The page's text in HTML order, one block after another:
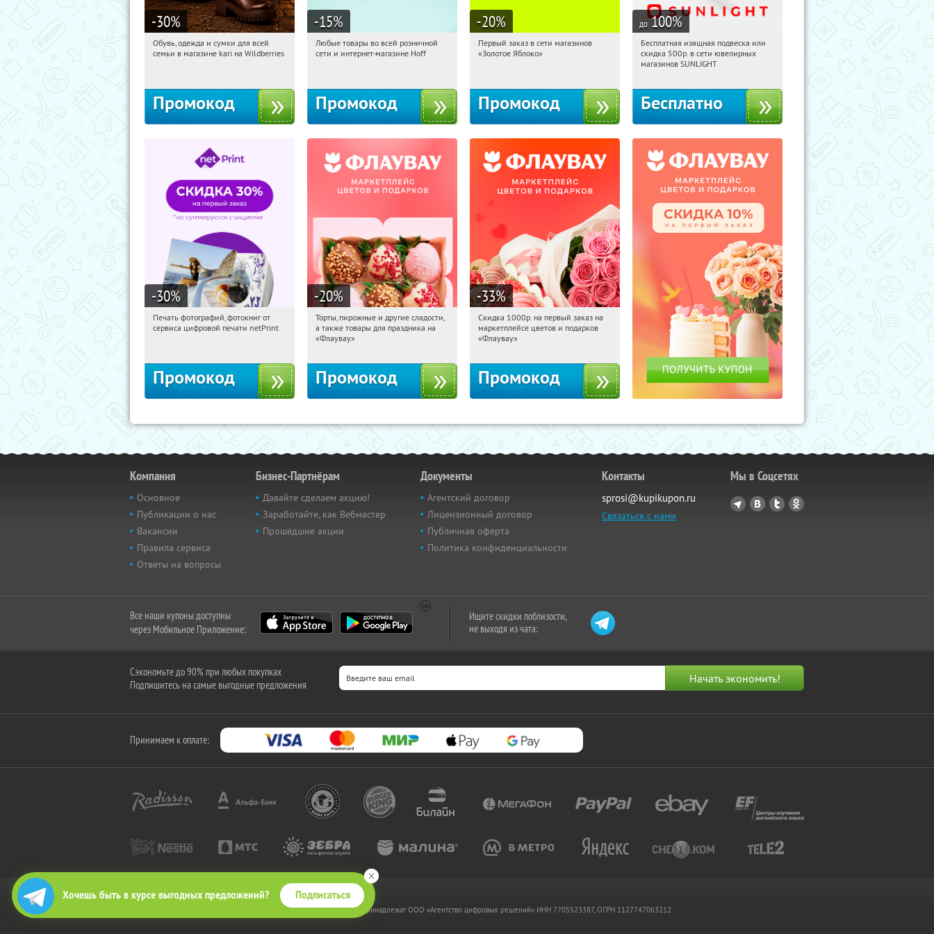
Хочешь быть в курсе выгодных предложений? Подписаться
-30%
11:22:25 Получили:
Обувь, одежда и сумки для всей
семьи в магазине kari на Wildberries
Промокод
-15%
11:22:25 Получили:
Любые товары во всей розничной
сети и интернет-магазине Hoff
Промокод
-20%
11:22:25
Получи первым!
Первый заказ в сети магазинов
«Золотое Яблоко»
Промокод
до 100%
11:22:25 Получили:
Россия
Бесплатная изящная подвеска или
скидка 500р. в сети ювелирных
магазинов SUNLIGHT
Бесплатно
-30%
11:22:25 Получили:
Печать фотографий, фотокниг от
сервиса цифровой печати netPrint
Промокод
-20%
11:22:25 Получили:
Россия
Торты, пирожные и другие сладости,
а также товары для праздника на
«Флаувау»
Промокод
-33%
11:22:25 Получили:
Россия
Скидка 1000р. на первый заказ на
маркетплейсе цветов и подарков
«Флаувау»
Промокод
Компания
Основное
Публикации о нас
Вакансии
Правила сервиса
Ответы на вопросы
Бизнес-Партнёрам
Давайте сделаем акцию!
Заработайте, как Вебмастер
Прошедшие акции
Документы
Агентский договор
Лицензионный договор
Публичная оферта
Политика конфиденциальности
Контакты
sprosi@kupikupon.ru
Связаться с нами
Мы в Соцсетях
Все наши купоны доступны
через Мобильное Приложение:
Ищите скидки поблизости,
не выходя из чата:
Сэкономьте до 90% при любых покупках
Подпишитесь на самые выгодные предложения
Принимаем к оплате:
2010-2026 © КупиКупон. Все права защищены.
Все права на товарный знак "КупиКупон" и на сайт www.kupikupon.ru принадлежат OOO «Агентство цифровых решений» ИНН 7705523387, ОГРН 1127747063212